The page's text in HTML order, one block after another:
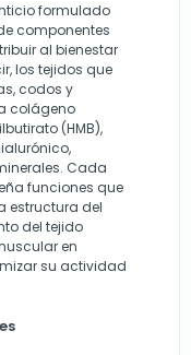
formulado
componentes
al bienestar
los tejidos que
codos y
colágeno
(HMB),
Cada
funciones que
estructura del
del tejido
en
su actividad